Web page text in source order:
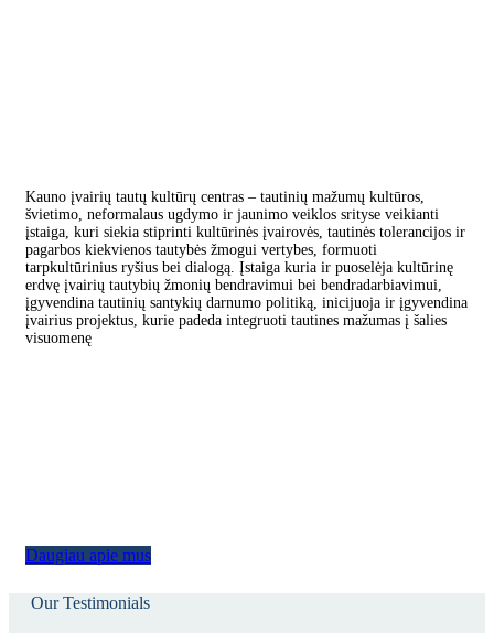
Kauno įvairių tautų kultūrų centras – tautinių mažumų kultūros,
švietimo, neformalaus ugdymo ir jaunimo veiklos srityse veikianti
įstaiga, kuri siekia stiprinti kultūrinės įvairovės, tautinės tolerancijos ir
pagarbos kiekvienos tautybės žmogui vertybes, formuoti
tarpkultūrinius ryšius bei dialogą. Įstaiga kuria ir puoselėja kultūrinę
erdvę įvairių tautybių žmonių bendravimui bei bendradarbiavimui,
įgyvendina tautinių santykių darnumo politiką, inicijuoja ir įgyvendina
įvairius projektus, kurie padeda integruoti tautines mažumas į šalies
visuomenę
Daugiau apie mus
Our Testimonials